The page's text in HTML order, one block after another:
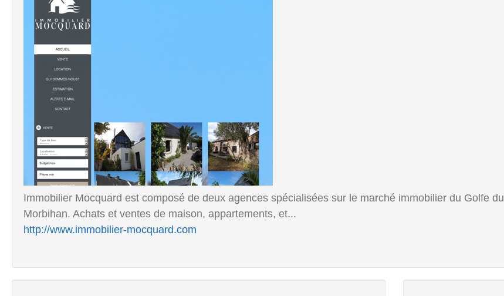
Immobilier Mocquard est composé de deux agences spécialisées sur le marché immobilier du Golfe du
Morbihan. Achats et ventes de maison, appartements, et...
http://www.immobilier-mocquard.com